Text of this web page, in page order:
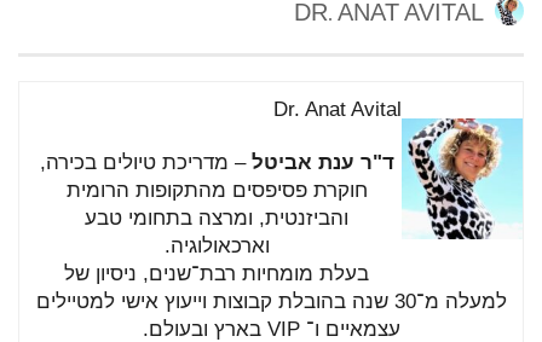
Dr. Anat Avital
ד"ר ענת אביטל – מדריכתטיוליםבכירה,
חוקרתפסיפסים מהתקופות הרומית
והביזנטית, ומרצה בתחומי טבע
וארכאולוגיה.
בעלת מומחיות רבת־שנים, ניסיון של
למעלה מ־30 שנהבהובלת קבוצות וייעוץאישילמטיילים
עצמאיים ו־VIP בארץ ובעולם.